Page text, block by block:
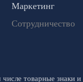
Маркетинг
Сотрудничество
товарные знаки